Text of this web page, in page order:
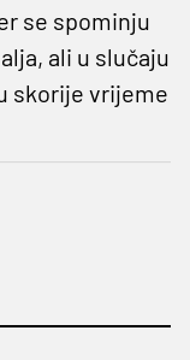
se spominju
ali u slučaju
skorije vrijeme